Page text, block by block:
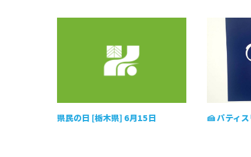
県民の日 [栃木県] 6月15日 🍰 パティ